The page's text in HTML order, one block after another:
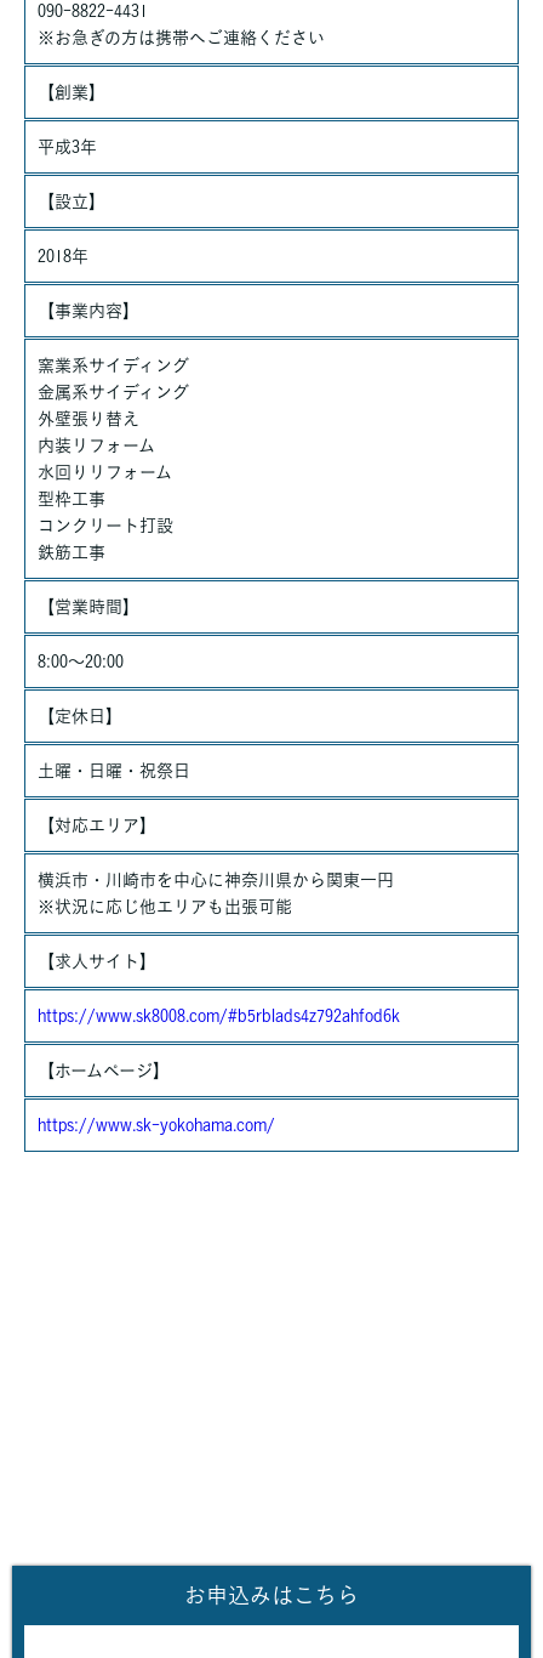
お客さまがご本人の個人情報の照会・修正・削除などをご希望さ
れる場合には、ご本人であることを確認の上、対応させていただ
きます。
当社は、保有する個人情報に関して適用される日本の法令、その
の改善に努めます。
090-8822-4431
※お急ぎの方は携帯へご連絡ください
【創業】
平成3年
【設立】
2018年
【事業内容】
窯業系サイディング
金属系サイディング
外壁張り替え
内装リフォーム
水回りリフォーム
型枠工事
コンクリート打設
鉄筋工事
【営業時間】
8:00～20:00
【定休日】
土曜・日曜・祝祭日
【対応エリア】
横浜市・川崎市を中心に神奈川県から関東一円
※状況に応じ他エリアも出張可能
【求人サイト】
https://www.sk8008.com/#b5rblads4z792ahfod6k
【ホームページ】
https://www.sk-yokohama.com/
お申込みはこちら